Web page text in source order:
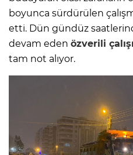
boyunca sürdürülen
etti. Dün gündüz
devam eden özverili
tam not alıyor.